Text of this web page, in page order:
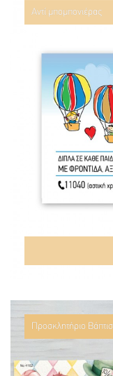
Αντί μπομπονιέρας
Προσκλητήριο